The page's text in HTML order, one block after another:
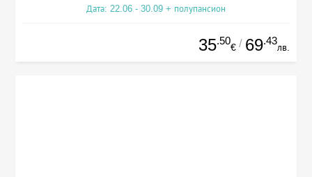
Дата: 22.06 - 30.09 + полупансион
35.50
€ / 69.43
лв.